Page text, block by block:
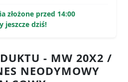
złożone przed 14:00
jeszcze dziś!
- MW 20X2 /
NEODYMOWY